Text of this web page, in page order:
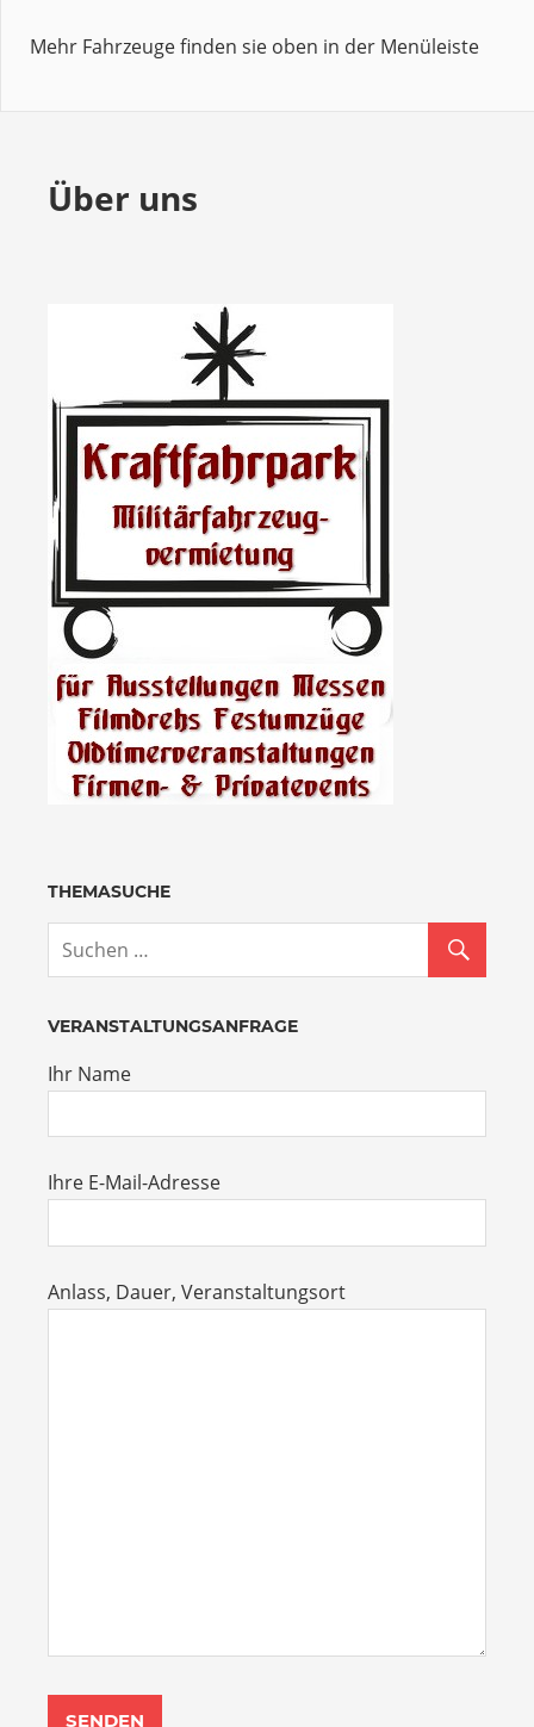
Mehr Fahrzeuge finden sie oben in der Menüleiste
Über uns
THEMASUCHE
VERANSTALTUNGSANFRAGE
Ihr Name
Ihre E-Mail-Adresse
Anlass, Dauer, Veranstaltungsort